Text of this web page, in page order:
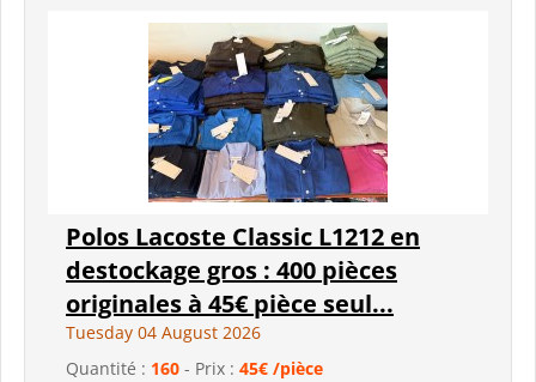
Polos Lacoste Classic L1212 en
destockage gros : 400 pièces
originales à 45€ pièce seul...
Tuesday 04 August 2026
Quantité : 160 - Prix : 45€ /pièce